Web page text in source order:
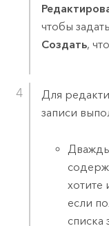
чтобы
Создать,
Для
записи
хотите
если
списка